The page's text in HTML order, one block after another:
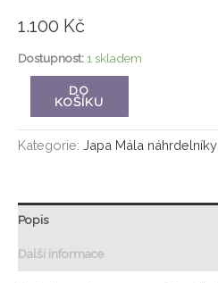
1.100 Kč
Dostupnost:1 skladem
DO
KOŠÍKU
Kategorie: Japa Mála náhrdelníky
Popis
Další informace